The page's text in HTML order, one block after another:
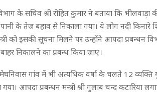
के सचिव श्री रोहित कुमार ने बताया कि भीलवाड़ा
के तेज बहाव से निकाला गया। ये लोग नदी किनारे
को इसकी सूचना मिलने पर उन्होंने आपदा प्रबन्धन
निकालने का प्रबन्ध किया जाए।
गांव में भी अत्यधिक वर्षा के चलते 12
आपदा प्रबन्धन मन्त्री श्री गुलाब चन्द कटारिया